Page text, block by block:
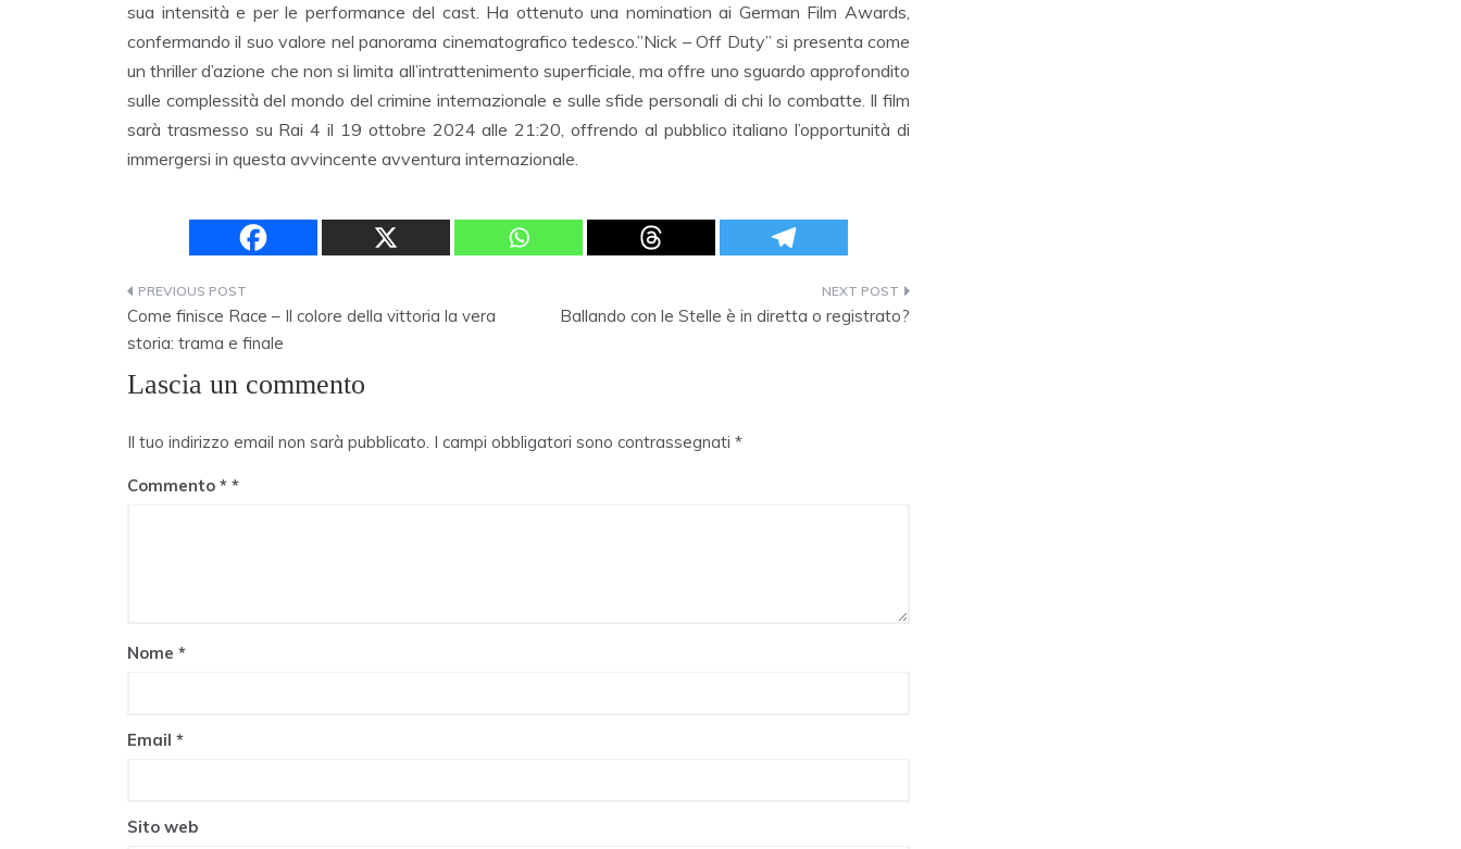
sua intensità e per le performance del cast. Ha ottenuto una nomination ai German Film Awards,
confermando il suo valore nel panorama cinematografico tedesco.”Nick – Off Duty” si presenta come
un thriller d’azione che non si limita all’intrattenimento superficiale, ma offre uno sguardo approfondito
sulle complessità del mondo del crimine internazionale e sulle sfide personali di chi lo combatte. Il film
sarà trasmesso su Rai 4 il 19 ottobre 2024 alle 21:20, offrendo al pubblico italiano l’opportunità di
immergersi in questa avvincente avventura internazionale.
Navigazione
articoli
Come finisce Race – Il colore della vittoria la vera
storia: trama e finale
Ballando con le Stelle è in diretta o registrato?
Lascia un commento
Il tuo indirizzo email non sarà pubblicato. I campi obbligatori sono contrassegnati *
Commento *
Nome *
Email *
Sito web